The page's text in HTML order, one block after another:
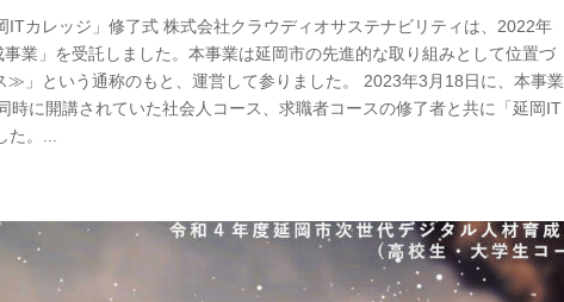
カレッジ」修了式 株式会社クラウディオサステナビリティは、2022年
業」を受託しました。本事業は延岡市の先進的な取り組みとして位置づ
」という通称のもと、運営して参りました。 2023年3月18日に、本事業
に開講されていた社会人コース、求職者コースの修了者と共に「延岡IT
た。...